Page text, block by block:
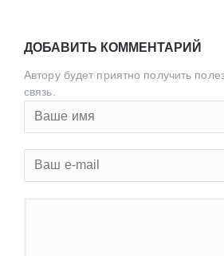
ДОБАВИТЬ КОММЕНТАРИЙ
Автору будет приятно получить
связь.